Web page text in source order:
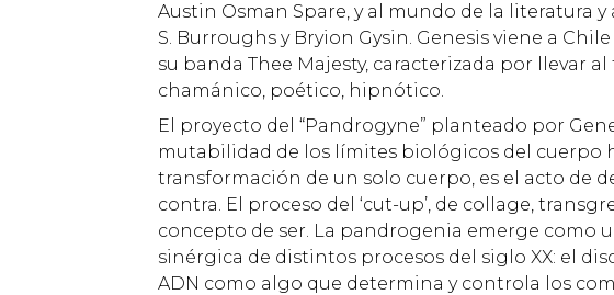
Austin Osman Spare, y al mundo de la literatura
S. Burroughs y Bryion Gysin. Genesis viene a
su banda Thee Majesty, caracterizada por llevar
chamánico, poético, hipnótico.
El proyecto del “Pandrogyne” planteado por
mutabilidad de los límites biológicos del cuerpo
transformación de un solo cuerpo, es el acto de
contra. El proceso del ‘cut-up’, de collage,
concepto de ser. La pandrogenia emerge como
sinérgica de distintos procesos del siglo XX: el
ADN como algo que determina y controla los